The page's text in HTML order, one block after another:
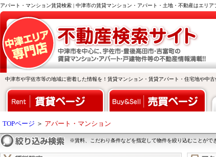
アパート・マンション賃貸検索 | 中津市の賃貸マンション・アパート・土地・不動産はエリア
中津市や宇佐市等の地域に密着した情報を！賃貸マンション・賃貸アパート・住宅地や中
TOPページ ＞ アパート・マンション
※賃料、こだわり条件などを指定して物件を絞り込むことがで